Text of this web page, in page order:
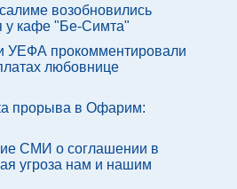
возобновились
у кафе "Бе-Симта"
прокомментировали
любовнице
прорыва в Офарим:
СМИ о соглашении в
угроза нам и нашим